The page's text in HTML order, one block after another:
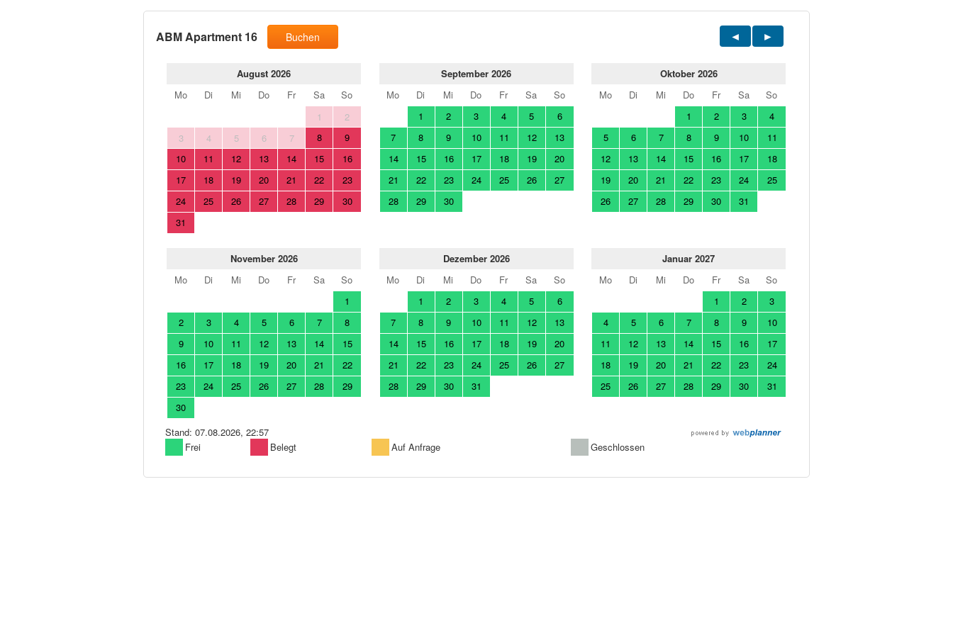
ABM Apartment 16 Buchen
August 2026
Mo
Di Mi Do Fr Sa
So
1
2
3
4 5 6 7 8
9
10
11 12 13 14 15
16
17
18 19 20 21 22
23
24
25 26 27 28 29
30
31
September 2026
Mo
Di Mi Do Fr Sa
So
1
2 3 4 5
6
7
8 9 10 11 12
13
14
15 16 17 18 19
20
21
22 23 24 25 26
27
28
29 30
Oktober 2026
Mo
Di Mi Do Fr Sa
So
1
2 3
4
5
6 7 8 9 10
11
12
13 14 15 16 17
18
19
20 21 22 23 24
25
26
27 28 29 30 31
November 2026
Mo
Di Mi Do Fr Sa
So
1
2
3 4 5 6 7
8
9
10 11 12 13 14
15
16
17 18 19 20 21
22
23
24 25 26 27 28
29
30
Dezember 2026
Mo
Di Mi Do Fr Sa
So
1
2 3 4 5
6
7
8 9 10 11 12
13
14
15 16 17 18 19
20
21
22 23 24 25 26
27
28
29 30 31
Januar 2027
Mo
Di Mi Do Fr Sa
So
1
2
3
4
5 6 7 8 9
10
11
12 13 14 15 16
17
18
19 20 21 22 23
24
25
26 27 28 29 30 31
Stand: 07.08.2026, 22:57
Frei
Belegt Auf Anfrage Geschlossen